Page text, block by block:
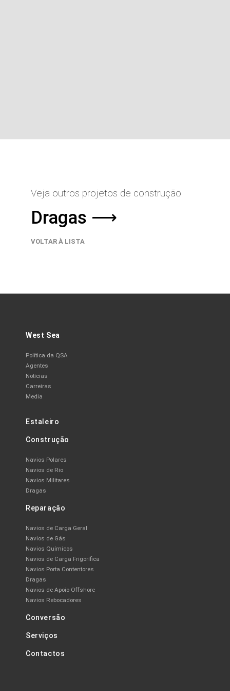
Veja outros projetos de construção
Dragas ⟶
VOLTAR À LISTA
West Sea
Política da QSA
Agentes
Notícias
Carreiras
Media
Estaleiro
Construção
Navios Polares
Navios de Rio
Navios Militares
Dragas
Reparação
Navios de Carga Geral
Navios de Gás
Navios Químicos
Navios de Carga Frigorífica
Navios Porta Contentores
Dragas
Navios de Apoio Offshore
Navios Rebocadores
Conversão
Serviços
Contactos